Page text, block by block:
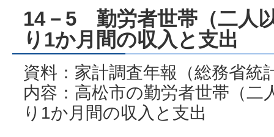
14－5 勤労者世帯（二人
り1か月間の収入と支出
資料：家計調査年報（総務省統
内容：高松市の勤労者世帯（二
り1か月間の収入と支出